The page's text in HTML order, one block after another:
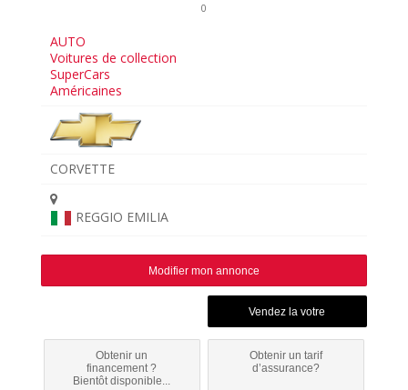
0
AUTO
Voitures de collection
SuperCars
Américaines
CORVETTE
REGGIO EMILIA
Modifier mon annonce
Obtenir un
financement ?
Bientôt disponible...
Obtenir un tarif
d’assurance?